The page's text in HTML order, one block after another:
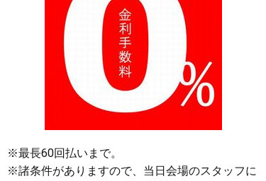
※最長60回払いまで。
※諸条件がありますので、当日会場のスタッフに